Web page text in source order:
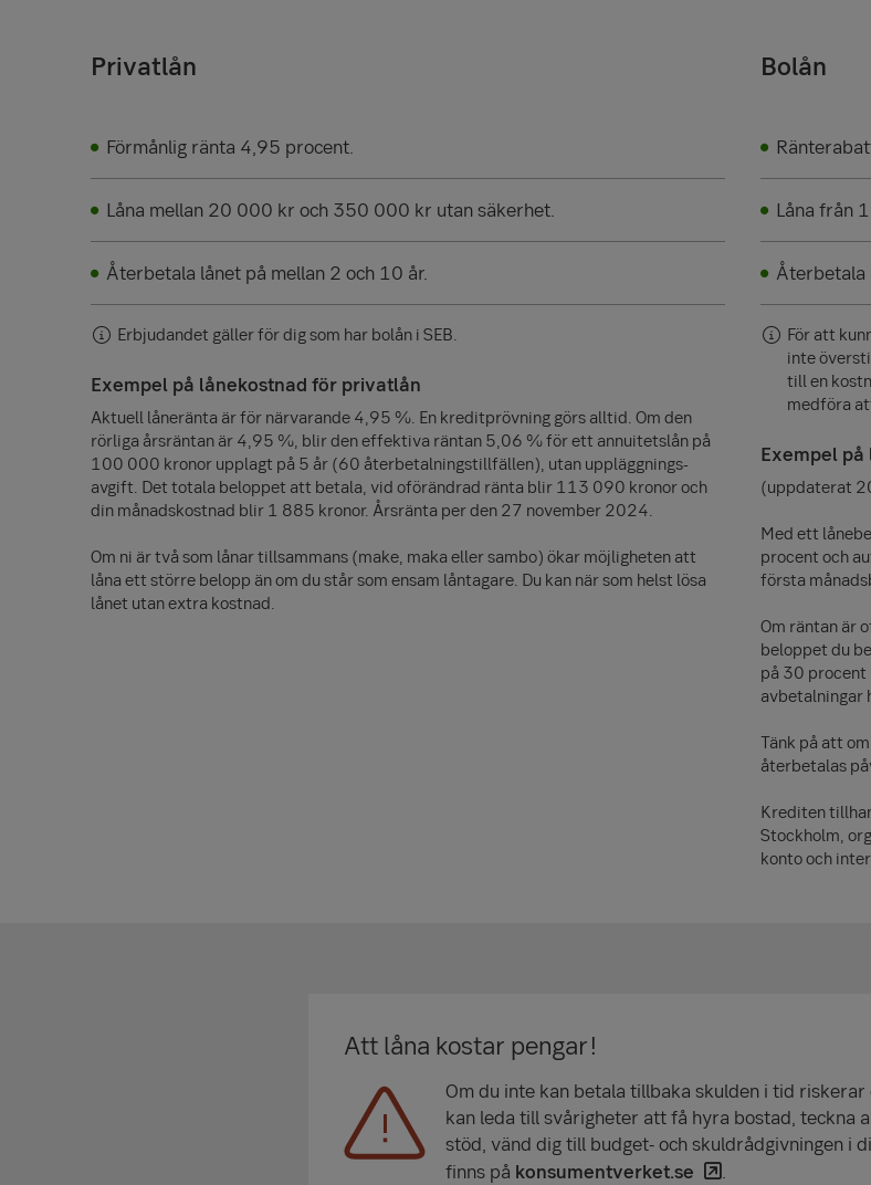
Privatlån
Förmånlig ränta 4,95 procent.
Låna mellan 20 000 kr och 350 000 kr utan säkerhet.
Återbetala lånet på mellan 2 och 10 år.
Erbjudandet gäller för dig som har bolån i SEB.
Exempel på lånekostnad för privatlån
Aktuell låneränta är för närvarande 4,95 %. En kreditprövning görs alltid. Om den
rörliga årsräntan är 4,95 %, blir den effektiva räntan 5,06 % för ett annuitetslån på
100 000 kronor upplagt på 5 år (60 återbetalningstillfällen), utan uppläggnings­
avgift. Det totala beloppet att betala, vid oförändrad ränta blir 113 090 kronor och
din månadskostnad blir 1 885 kronor. Årsränta per den 27 november 2024.
Om ni är två som lånar tillsammans (make, maka eller sambo) ökar möjligheten att
låna ett större belopp än om du står som ensam låntagare. Du kan när som helst lösa
lånet utan extra kostnad.
Bolån
Låna från
Återbetala
För att
inte
till en
medföra
Exempel
(uppdaterat
Med ett
procent och
första
Om räntan är
beloppet du
på 30
avbetalningar
Tänk på att
återbetalas
Krediten
Stockholm,
konto och
Att låna kostar pengar!
Om du inte kan betala tillbaka skulden i tid
kan leda till svårig­heter att få hyra bostad, teckna
stöd, vänd dig till budget- och skuldråd­givningen i
finns på konsumentverket.se .